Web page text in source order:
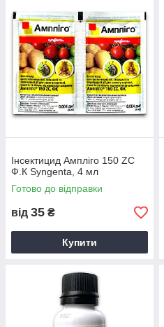
Інсектицид Ампліго 150 ZC
Ф.К Syngenta, 4 мл
Готово до відправки
від 35 ₴
Купити